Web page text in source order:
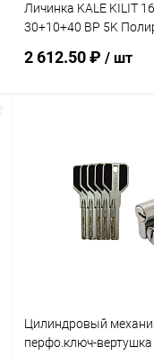
Личинка KALE KILIT
30+10+40 BP 5K
2 612.50 ₽ / шт
Купить в 1 клик
В избранное
Цилиндровый
перфо.ключ-